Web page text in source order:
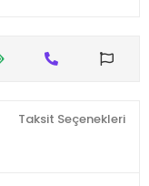
Taksit Seçenekleri